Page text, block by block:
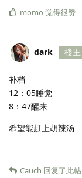
momo 觉得很赞
dark 楼主
补档
12：05睡觉
8：47醒来
希望能赶上胡辣汤
Cauch 回复了此帖